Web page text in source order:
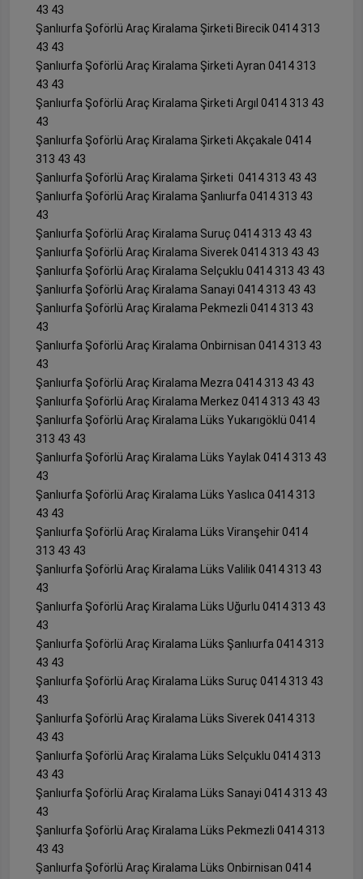
43 43
Şanlıurfa Şoförlü Araç Kiralama Şirketi Birecik 0414 313
43 43
Şanlıurfa Şoförlü Araç Kiralama Şirketi Ayran 0414 313
43 43
Şanlıurfa Şoförlü Araç Kiralama Şirketi Argıl 0414 313 43
43
Şanlıurfa Şoförlü Araç Kiralama Şirketi Akçakale 0414
313 43 43
Şanlıurfa Şoförlü Araç Kiralama Şirketi 0414 313 43 43
Şanlıurfa Şoförlü Araç Kiralama Şanlıurfa 0414 313 43
43
Şanlıurfa Şoförlü Araç Kiralama Suruç 0414 313 43 43
Şanlıurfa Şoförlü Araç Kiralama Siverek 0414 313 43 43
Şanlıurfa Şoförlü Araç Kiralama Selçuklu 0414 313 43 43
Şanlıurfa Şoförlü Araç Kiralama Sanayi 0414 313 43 43
Şanlıurfa Şoförlü Araç Kiralama Pekmezli 0414 313 43
43
Şanlıurfa Şoförlü Araç Kiralama Onbirnisan 0414 313 43
43
Şanlıurfa Şoförlü Araç Kiralama Mezra 0414 313 43 43
Şanlıurfa Şoförlü Araç Kiralama Merkez 0414 313 43 43
Şanlıurfa Şoförlü Araç Kiralama Lüks Yukarıgöklü 0414
313 43 43
Şanlıurfa Şoförlü Araç Kiralama Lüks Yaylak 0414 313 43
43
Şanlıurfa Şoförlü Araç Kiralama Lüks Yaslıca 0414 313
43 43
Şanlıurfa Şoförlü Araç Kiralama Lüks Viranşehir 0414
313 43 43
Şanlıurfa Şoförlü Araç Kiralama Lüks Valilik 0414 313 43
43
Şanlıurfa Şoförlü Araç Kiralama Lüks Uğurlu 0414 313 43
43
Şanlıurfa Şoförlü Araç Kiralama Lüks Şanlıurfa 0414 313
43 43
Şanlıurfa Şoförlü Araç Kiralama Lüks Suruç 0414 313 43
43
Şanlıurfa Şoförlü Araç Kiralama Lüks Siverek 0414 313
43 43
Şanlıurfa Şoförlü Araç Kiralama Lüks Selçuklu 0414 313
43 43
Şanlıurfa Şoförlü Araç Kiralama Lüks Sanayi 0414 313 43
43
Şanlıurfa Şoförlü Araç Kiralama Lüks Pekmezli 0414 313
43 43
Şanlıurfa Şoförlü Araç Kiralama Lüks Onbirnisan 0414